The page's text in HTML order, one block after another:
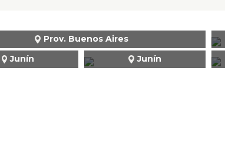
Prov. Buenos Aires
Junín Junín